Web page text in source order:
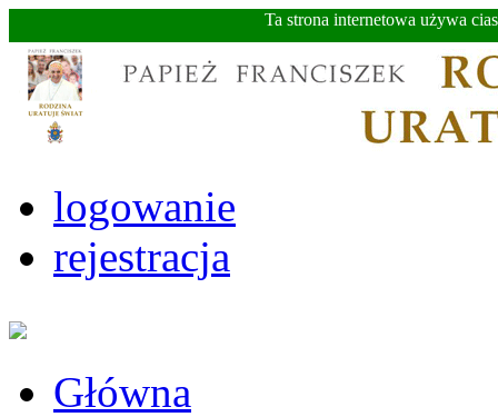
Ta strona internetowa używa
logowanie
rejestracja
Główna